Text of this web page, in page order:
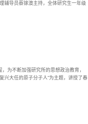
辅导员蔡镓澳主持，全体研究生一年级
为不断加强研究所的思想政治教育，
兴大任的原子分子人”为主题，讲授了春